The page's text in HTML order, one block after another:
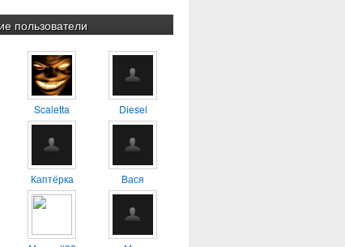
пользователи
Scaletta Diesel
Каптёрка Вася